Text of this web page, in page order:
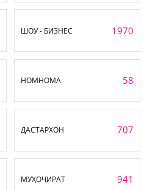
ШОУ - БИЗНЕС 1970
НОМНОМА 58
ДАСТАРХОН 707
МУҲОҶИРАТ 941